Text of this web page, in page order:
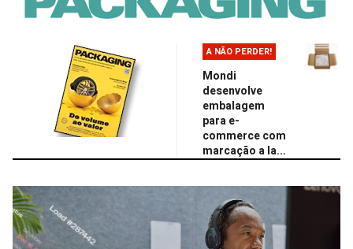
A NÃO PERDER!
Mondi
desenvolve
embalagem
para e-
commerce com
marcação a la...